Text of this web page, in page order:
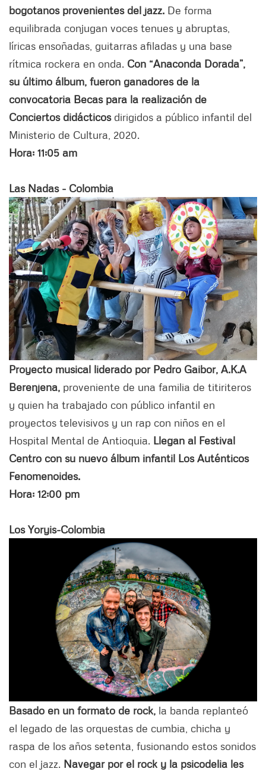
bogotanos provenientes del jazz. De forma
equilibrada conjugan voces tenues y abruptas,
líricas ensoñadas, guitarras afiladas y una base
rítmica rockera en onda. Con “Anaconda Dorada”,
su último álbum, fueron ganadores de la
convocatoria Becas para la realización de
Conciertos didácticosdirigidos a público infantil del
Ministerio de Cultura, 2020.
Hora: 11:05 am
Las Nadas - Colombia
Proyecto musical liderado por Pedro Gaibor, A.K.A
Berenjena, proveniente de una familia de titiriteros
y quien ha trabajado con público infantil en
proyectos televisivos y un rap con niños en el
Hospital Mental de Antioquia. Llegan al Festival
Centro con su nuevo álbum infantil Los Auténticos
Fenomenoides.
Hora: 12:00 pm
Los Yoryis-Colombia
Basado en un formato de rock, la banda replanteó
el legado de las orquestas de cumbia, chicha y
raspa de los años setenta, fusionando estos sonidos
con el jazz. Navegar por el rock y la psicodelia les